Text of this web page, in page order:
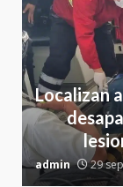
Localizan
admin 29